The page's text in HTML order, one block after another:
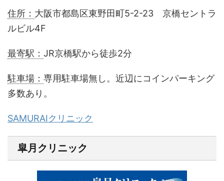
住所： 大阪市都島区東野田町5-2-23 京橋セントラ
ルビル4F
最寄駅： JR京橋駅から徒歩2分
駐車場： 専用駐車場無し。近辺にコインパーキング
多数あり。
SAMURAIクリニック
皐月クリニック